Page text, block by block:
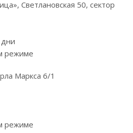
Светлановская 50, сектор
режиме
Маркса 6/1
режиме